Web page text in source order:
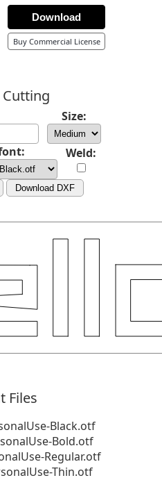
Download
Buy Commercial License
Cutting
Size:
Weld:
Download DXF
Files
Black.otf
Bold.otf
Regular.otf
Thin.otf